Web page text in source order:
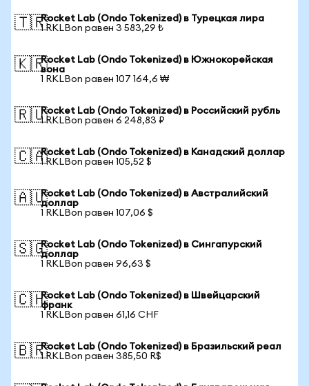
🇹🇷Rocket Lab (Ondo Tokenized) в Турецкая лира
1 RKLBon равен 3 583,29 ₺
🇰🇷Rocket Lab (Ondo Tokenized) в Южнокорейская
вона
1 RKLBon равен 107 164,6 ₩
🇷🇺Rocket Lab (Ondo Tokenized) в Российский рубль
1 RKLBon равен 6 248,83 ₽
🇨🇦Rocket Lab (Ondo Tokenized) в Канадский доллар
1 RKLBon равен 105,52 $
🇦🇺Rocket Lab (Ondo Tokenized) в Австралийский
доллар
1 RKLBon равен 107,06 $
🇸🇬Rocket Lab (Ondo Tokenized) в Сингапурский
доллар
1 RKLBon равен 96,63 $
🇨🇭Rocket Lab (Ondo Tokenized) в Швейцарский
франк
1 RKLBon равен 61,16 CHF
🇧🇷Rocket Lab (Ondo Tokenized) в Бразильский реал
1 RKLBon равен 385,50 R$